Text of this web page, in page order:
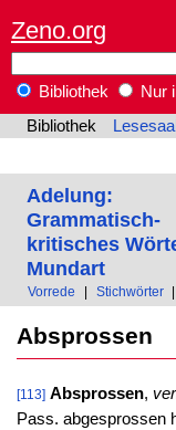
Zeno.org
Bibliothek
Nur
Bibliothek
Lesesaal
Adelung:
Grammatisch-
kritisches
Mundart
Vorrede Stichwörter
Absprossen
[113] Absprossen,
Pass. abgesprossen